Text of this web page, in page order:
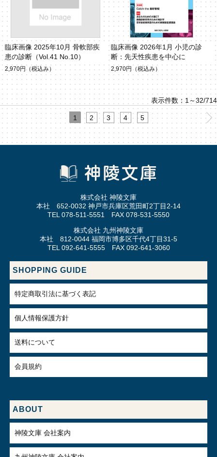
臨床画像 2025年10月 骨軟部疾
患の診断（Vol.41 No.10）
2,970円 （税込み）
臨床画像 2026年1月 小児の診
断：先天性疾患を中心に
2,970円 （税込み）
表示件数：1～32/714
1 2 3 4 5
株式会社 神陵文庫
本社 652-0032 神戸市兵庫区荒田町2丁目2-14
TEL 078-511-5551 FAX 078-531-5550
株式会社 九州神陵文庫
本社 812-0044 福岡市博多区千代4丁目31-5
TEL 092-641-5555 FAX 092-641-3060
SHOPPING GUIDE
特定商取引法に基づく表記
個人情報保護方針
送料について
会員規約
ABOUT
神陵文庫 会社案内